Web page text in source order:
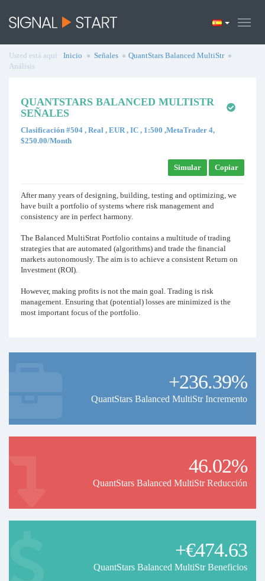
Usted está aquí : Inicio Señales
QuantStars Balanced MultiStr
Análisis
QUANTSTARS BALANCED MULTISTR
SEÑALES
Clasificación #504 , Real , EUR , IC , 1:500 ,MetaTrader 4,
$250.00/Month
Simular Copiar
After many years of designing, building, testing and optimizing, we
have built a portfolio of systems where risk management and
consistency are in perfect harmony.​
The Balanced MultiStrat Portfolio contains a multitude of trading
strategies that are automated (algorithms) and trade the financial
markets autonomously. The aim is to achieve a consistent Return on
Investment (ROI).
However, making profits is not the main goal. Trading is risk
management. Ensuring that (potential) losses are minimized is the
most important focus of the portfolio.
stability.
designed a portfolio in which risk and return function optimally. The
!! Monthly rental price will increase by 100% after every 5
+236.39%
QuantStars Balanced MultiStr Incremento
46.02%
QuantStars Balanced MultiStr Reducción
+€474.63
QuantStars Balanced MultiStr Beneficios